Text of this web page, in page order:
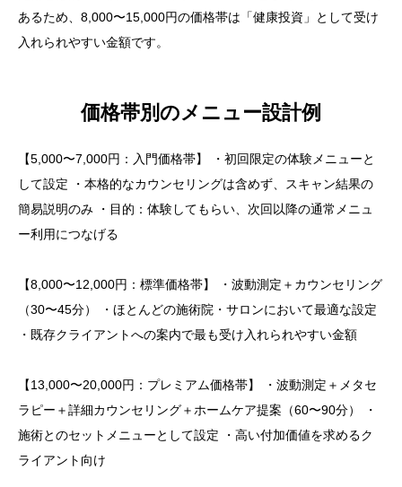
あるため、8,000〜15,000円の価格帯は「健康投資」として受け
入れられやすい金額です。
価格帯別のメニュー設計例
【5,000〜7,000円：入門価格帯】 ・初回限定の体験メニューと
して設定 ・本格的なカウンセリングは含めず、スキャン結果の
簡易説明のみ ・目的：体験してもらい、次回以降の通常メニュ
ー利用につなげる
【8,000〜12,000円：標準価格帯】 ・波動測定＋カウンセリング
（30〜45分） ・ほとんどの施術院・サロンにおいて最適な設定
・既存クライアントへの案内で最も受け入れられやすい金額
【13,000〜20,000円：プレミアム価格帯】 ・波動測定＋メタセ
ラピー＋詳細カウンセリング＋ホームケア提案（60〜90分） ・
施術とのセットメニューとして設定 ・高い付加価値を求めるク
ライアント向け